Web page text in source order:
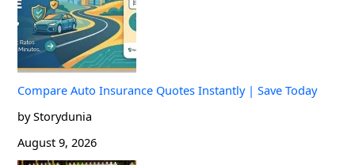
Compare Auto Insurance Quotes Instantly | Save Today
by Storydunia
August 9, 2026